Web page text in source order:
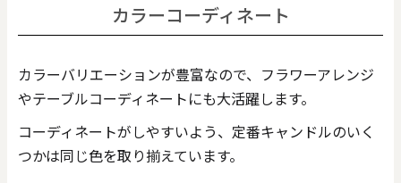
カラーコーディネート
カラーバリエーションが豊富なので、フラワーアレンジ
やテーブルコーディネートにも大活躍します。
コーディネートがしやすいよう、定番キャンドルのいく
つかは同じ色を取り揃えています。